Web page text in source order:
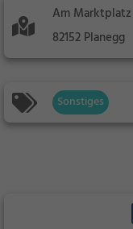
Am Marktplatz
82152 Planegg
Sonstiges